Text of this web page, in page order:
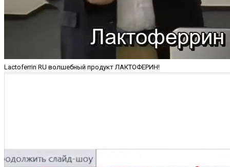
Lactoferrin RU волшебный продукт ЛАКТОФЕРИН!